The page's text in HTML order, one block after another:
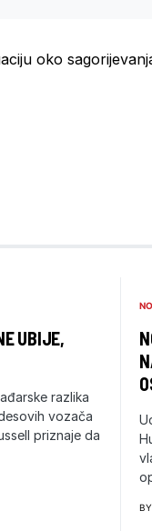
oko
UBIJE,
razlika
vozača
priznaje da
BY